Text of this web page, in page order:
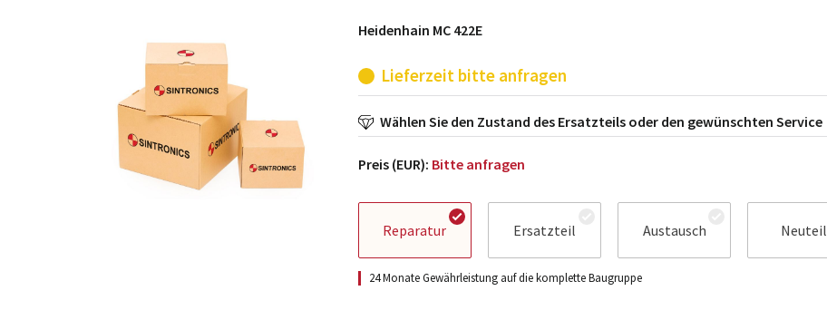
Heidenhain MC 422E
Lieferzeit bitte anfragen
Wählen Sie den Zustand des Ersatzteils oder den gewünschten Service
Preis (EUR): Bitte anfragen
Reparatur Ersatzteil Austausch Neuteil
24 Monate Gewährleistung auf die komplette Baugruppe